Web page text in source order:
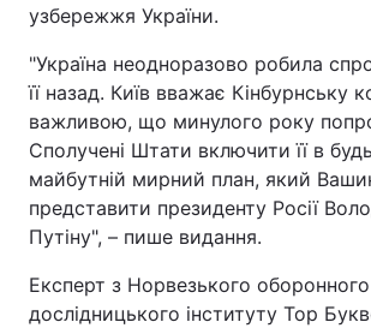
узбережжя України.
"Україна неодноразово робила
її назад. Київ вважає Кінбурнську
важливою, що минулого року
Сполучені Штати включити її в
майбутній мирний план, який
представити президенту Росії
Путіну", – пише видання.
Експерт з Норвезького
дослідницького інституту Тор